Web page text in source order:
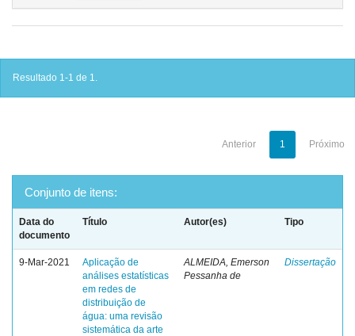
Resultado 1-1 de 1.
Anterior 1 Próximo
Conjunto de itens:
Data do
documento
Título Autor(es) Tipo
9-Mar-2021
Aplicação de
análises estatísticas
em redes de
distribuição de
água: uma revisão
sistemática da arte
ALMEIDA, Emerson
Pessanha de
Dissertação